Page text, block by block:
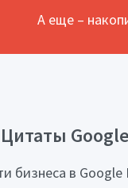
А еще –
бизнеса в